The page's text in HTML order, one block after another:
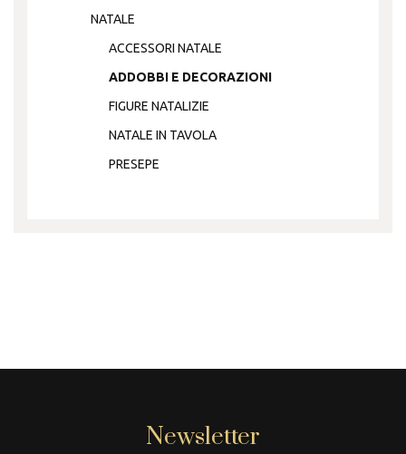
NATALE
ACCESSORI NATALE
ADDOBBI E DECORAZIONI
FIGURE NATALIZIE
NATALE IN TAVOLA
PRESEPE
Newsletter